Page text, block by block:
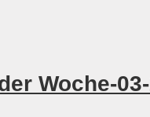
Woche-